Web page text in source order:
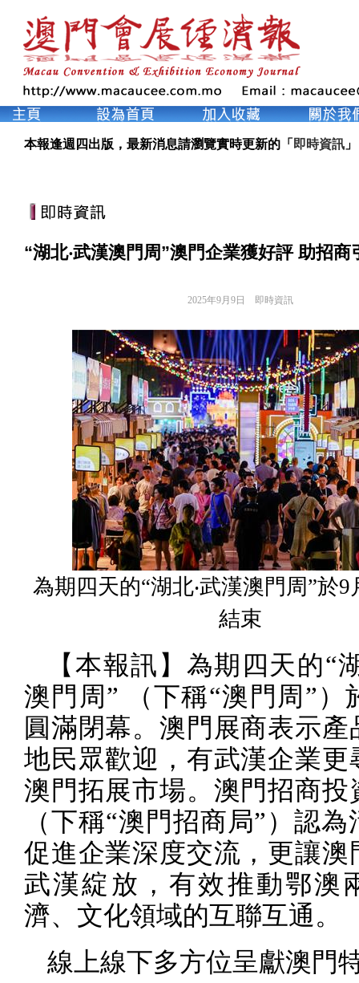
本報逢週四出版，最新消息請瀏覽實時更新的「 即時資訊 」
“湖北‧武漢澳門周”澳門企業獲好評 助招商
2025年9月9日 即時資訊
為期四天的“湖北‧武漢澳門周”於9
結束
【本報訊】為期四天的“
澳門周” （下稱“澳門周”）
圓滿閉幕。澳門展商表示產
地民眾歡迎，有武漢企業更
澳門拓展市場。澳門招商投
（下稱“澳門招商局”）認
促進企業深度交流，更讓澳
武漢綻放，有效推動鄂澳
濟、文化領域的互聯互通。
線上線下多方位呈獻澳門